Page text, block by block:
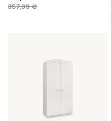
357,39€
cena
cena